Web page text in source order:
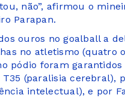
não”, afirmou o
Parapan.
ouros no goalball a
no atletismo (quatro
pódio foram
T35 (paralisia cerebral),
intelectual), e por